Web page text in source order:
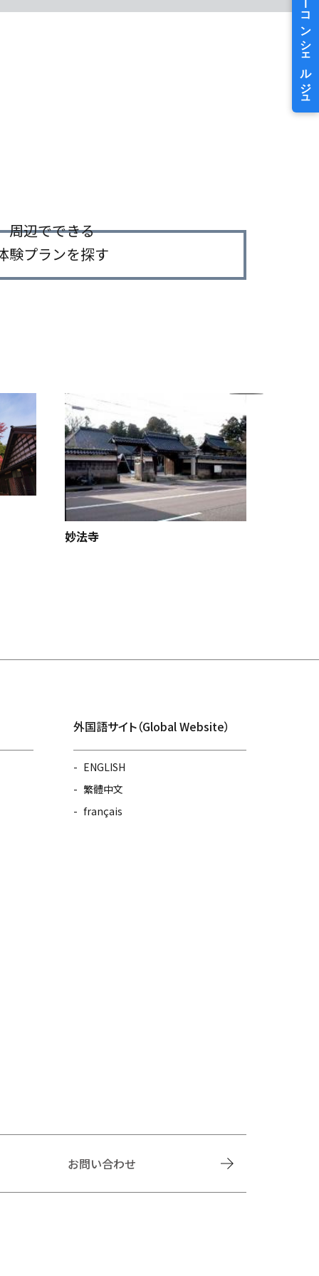
周辺でできる
験プランを探す
妙法寺
外国語サイト（Global Website）
ENGLISH
繁體中文
français
お問い合わせ